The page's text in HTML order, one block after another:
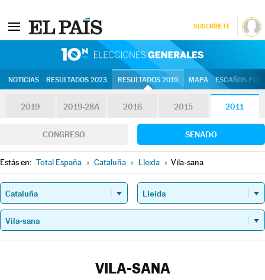
SUSCRÍBETE
NOTICIAS RESULTADOS 2023 RESULTADOS 2019 MAPA ESCAÑOS
2019 2019-28A 2016 2015 2011
CONGRESO SENADO
Estás en: Total España » Cataluña » Lleida » Vila-sana
VILA-SANA